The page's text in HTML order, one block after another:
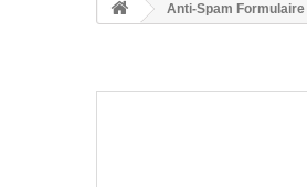
Anti-Spam